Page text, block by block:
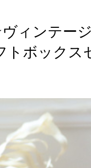
ィンテー
ボックス